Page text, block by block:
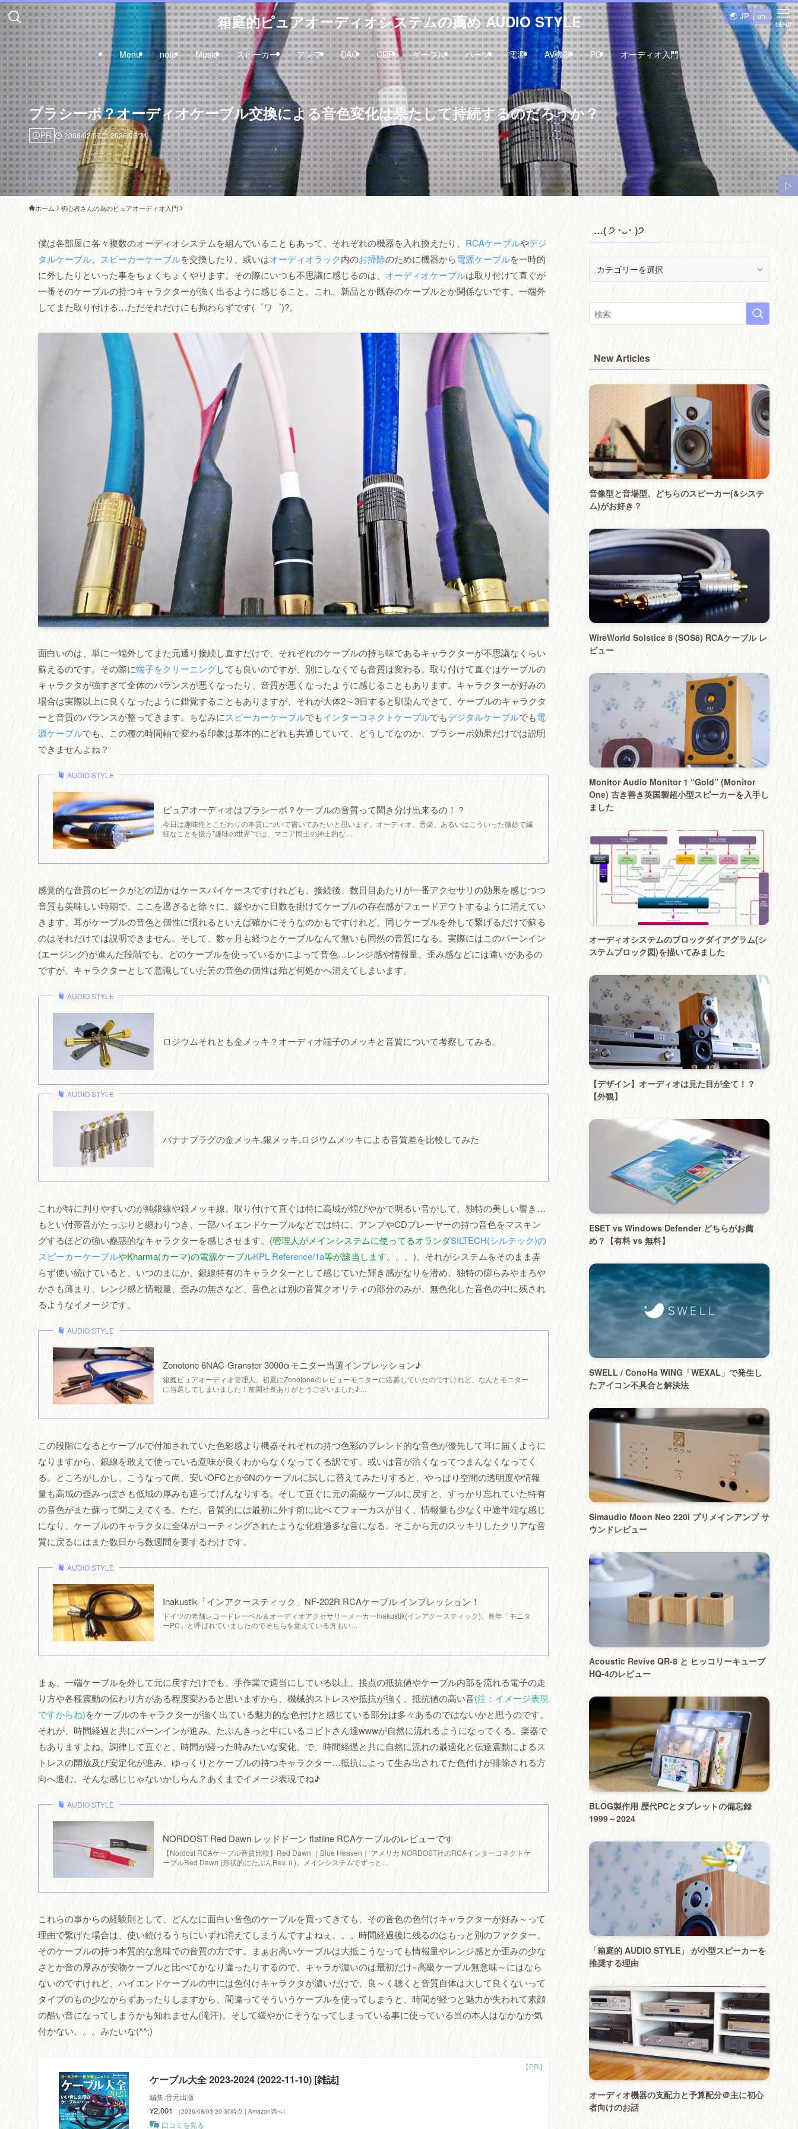
箱庭的ピュアオーディオシステムの薦め AUDIO STYLE
Menu note Music スピーカー アンプ DAC CDP ケーブル パーツ 電源 AV機器 PC オーディオ入門
MENU
プラシーボ？オーディオケーブル交換による音色変化は果たして持続するのだろうか？
PR 2008/02/07 2026/05/24
ホーム 初心者さんの為のピュアオーディオ入門
僕は各部屋に各々複数のオーディオシステムを組んでいることもあって、それぞれの機器を入れ換えたり、 RCAケーブルやデジ
タルケーブル
スピーカーケーブルを交換したり、或いはオーディオラック内のお掃除のために機器から電源ケーブルを一時的
に外したりといった事をちょくちょくやります。その際にいつも不思議に感じるのは、 オーディオケーブルは取り付けて直ぐが
一番そのケーブルの持つキャラクターが強く出るように感じること。これ、新品とか既存のケーブルとか関係ないです。一端外
してまた取り付ける…ただそれだけにも拘わらずです(゜ワ゜)?。
面白いのは、単に一端外してまた元通り接続し直すだけで、それぞれのケーブルの持ち味であるキャラクターが不思議なくらい
蘇えるのです。その際に端子をクリーニングしても良いのですが、別にしなくても音質は変わる。取り付けて直ぐはケーブルの
キャラクタが強すぎて全体のバランスが悪くなったり、音質が悪くなったように感じることもあります。キャラクターが好みの
場合は実際以上に良くなったように錯覚することもありますが、それが大体2～3日すると馴染んできて、ケーブルのキャラクタ
ーと音質のバランスが整ってきます。ちなみにスピーカーケーブルでもインターコネクトケーブルでもデジタルケーブルでも電
源ケーブルでも、この種の時間軸で変わる印象は基本的にどれも共通していて、どうしてなのか、プラシーボ効果だけでは説明
できませんよね？
AUDIO STYLE
ピュアオーディオはプラシーボ？ケーブルの音質って聞き分け出来るの！？
今日は趣味性とこだわりの本質について書いてみたいと思います。オーディオ、音楽、あるいはこういった微妙で繊
細なことを扱う”趣味の世界”では、マニア同士の紳士的な…
感覚的な音質のピークがどの辺かはケースバイケースですけれども、接続後、数日目あたりが一番アクセサリの効果を感じつつ
音質も美味しい時期で、ここを過ぎると徐々に、緩やかに日数を掛けてケーブルの存在感がフェードアウトするように消えてい
きます。耳がケーブルの音色と個性に慣れるといえば確かにそうなのかもですけれど、同じケーブルを外して繋げるだけで蘇る
のはそれだけでは説明できません。そして、数ヶ月も経つとケーブルなんて無いも同然の音質になる。実際にはこのバーンイン
(エージング)が進んだ段階でも、どのケーブルを使っているかによって音色…レンジ感や情報量、歪み感などには違いがあるの
ですが、キャラクターとして意識していた筈の音色の個性は殆ど何処かへ消えてしまいます。
AUDIO STYLE
ロジウムそれとも金メッキ？オーディオ端子のメッキと音質について考察してみる。
AUDIO STYLE
バナナプラグの金メッキ,銀メッキ,ロジウムメッキによる音質差を比較してみた
これが特に判りやすいのが純銀線や銀メッキ線。取り付けて直ぐは特に高域が煌びやかで明るい音がして、独特の美しい響き…
もとい付帯音がたっぷりと纏わりつき、一部ハイエンドケーブルなどでは特に、アンプやCDプレーヤーの持つ音色をマスキン
グするほどの強い蠱惑的なキャラクターを感じさせます。 (管理人がメインシステムに使ってるオランダSILTECH(シルテック)の
スピーカーケーブルやKharma(カーマ)の電源ケーブルKPL Reference/1a等が該当します。。。) 、それがシステムをそのまま弄
らず使い続けていると、いつのまにか、銀線特有のキャラクターとして感じていた輝き感がなりを潜め、独特の膨らみやまろや
かさも薄まり、レンジ感と情報量、歪みの無さなど、音色とは別の音質クオリティの部分のみが、無色化した音色の中に残され
るようなイメージです。
AUDIO STYLE
Zonotone 6NAC-Granster 3000αモニター当選インプレッション♪
箱庭ピュアオーディオ管理人、初夏にZonotoneのレビューモニターに応募していたのですけれど、なんとモニター
に当選してしまいました！前園社長ありがとうございました♪…
この段階になるとケーブルで付加されていた色彩感より機器それぞれの持つ色彩のブレンド的な音色が優先して耳に届くように
なりますから、銀線を敢えて使っている意味が良くわからなくなってくる訳です。或いは音が渋くなってつまんなくなってく
る。ところがしかし、こうなって尚、安いOFCとか6Nのケーブルに試しに替えてみたりすると、やっぱり空間の透明度や情報
量も高域の歪みっぽさも低域の厚みも違ってげんなりする。そして直ぐに元の高級ケーブルに戻すと、すっかり忘れていた特有
の音色がまた蘇って聞こえてくる。ただ、音質的には最初に外す前に比べてフォーカスが甘く、情報量も少なく中途半端な感じ
になり、ケーブルのキャラクタに全体がコーティングされたような化粧過多な音になる。そこから元のスッキリしたクリアな音
質に戻るにはまた数日から数週間を要するわけです。
AUDIO STYLE
Inakustik「インアクースティック」NF-202R RCAケーブル インプレッション！
ドイツの老舗レコードレーベル＆オーディオアクセサリーメーカーInakustik(インアクースティック)。長年「モニタ
ーPC」と呼ばれていましたのでそちらを覚えている方もい…
まぁ、一端ケーブルを外して元に戻すだけでも、手作業で適当にしている以上、接点の抵抗値やケーブル内部を流れる電子の走
り方や各種震動の伝わり方がある程度変わると思いますから、機械的ストレスや抵抗が強く、抵抗値の高い音(注：イメージ表現
ですからね)をケーブルのキャラクターが強く出ている魅力的な色付けと感じている部分は多々あるのではないかと思うのです。
それが、時間経過と共にバーンインが進み、たぶんきっと中にいるコビトさん達wwwが自然に流れるようになってくる。楽器で
もありますよね。調律して直ぐと、時間が経った時みたいな変化。で、時間経過と共に自然に流れの最適化と伝達震動によるス
トレスの開放及び安定化が進み、ゆっくりとケーブルの持つキャラクター…抵抗によって生み出されてた色付けが排除される方
向へ進む。そんな感じじゃないかしらん？あくまでイメージ表現でね♪
AUDIO STYLE
NORDOST Red Dawn レッドドーン flatline RCAケーブルのレビューです
【Nordost RCAケーブル音質比較】Red Dawn ｜Blue Heaven｜ アメリカ NORDOST社のRCAインターコネクトケ
ーブルRed Dawn (形状的にたぶんRev.Ⅱ)。メインシステムでずっと…
これらの事からの経験則として、どんなに面白い音色のケーブルを買ってきても、その音色の色付けキャラクターが好み～って
理由で繋げた場合は、使い続けるうちにいずれ消えてしまうんですよねぇ。。。時間経過後に残るのはもっと別のファクター。
そのケーブルの持つ本質的な意味での音質の方です。まぁお高いケーブルは大抵こうなっても情報量やレンジ感とか歪みの少な
さとか音の厚みが安物ケーブルと比べてかなり違ったりするので、キャラが濃いのは最初だけ=高級ケーブル無意味～にはなら
ないのですけれど、ハイエンドケーブルの中には色付けキャラクタが濃いだけで、良～く聴くと音質自体は大して良くないって
タイプのもの少なからずあったりしますから、間違ってそういうケーブルを使ってしまうと、時間が経つと魅力が失われて素顔
の酷い音になってしまうかも知れません(滝汗)。そして緩やかにそうなってしまっている事に使っている当の本人はなかなか気
付かない。。。みたいな(^^;)
ケーブル大全 2023-2024 (2022-11-10) [雑誌]
編集:音元出版
¥2,001 （2026/08/03 20:30時点 | Amazon調べ）
口コミを見る
…( ੭ ･ᴗ･ )੭
･
ᴗ･
)੭
New Articles
音像型と音場型、どちらのスピーカー(&システ
ム)がお好き？
WireWorld Solstice 8 (SOS8) RCAケーブル レ
ビュー
Monitor Audio Monitor 1 “Gold” (Monitor
One) 古き善き英国製超小型スピーカーを入手し
ました
オーディオシステムのブロックダイアグラム(シ
ステムブロック図)を描いてみました
【デザイン】オーディオは見た目が全て！？
【外観】
ESET vs Windows Defender どちらがお薦
め？【有料 vs 無料】
SWELL / ConoHa WING「WEXAL」で発生し
たアイコン不具合と解決法
Simaudio Moon Neo 220i プリメインアンプ サ
ウンドレビュー
Acoustic Revive QR-8 と ヒッコリーキューブ
HQ-4のレビュー
BLOG製作用 歴代PCとタブレットの備忘録
1999～2024
「箱庭的 AUDIO STYLE」 が小型スピーカーを
推奨する理由
オーディオ機器の支配力と予算配分＠主に初心
者向けのお話
▷
🌏 JP｜en